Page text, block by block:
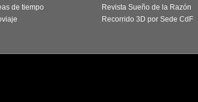
de tiempo
Revista Sueño de la Razón
Recorrido 3D por Sede CdF